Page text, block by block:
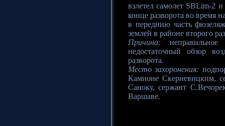
взлетел самолет SBLim-2
конце разворота во время
в переднию часть
землей в районе второго
Причина: неправильное
недостаточный обзор
разворота.
Место захоронения:
Камионе Скерневицким,
Саноку, сержант
Варшаве.